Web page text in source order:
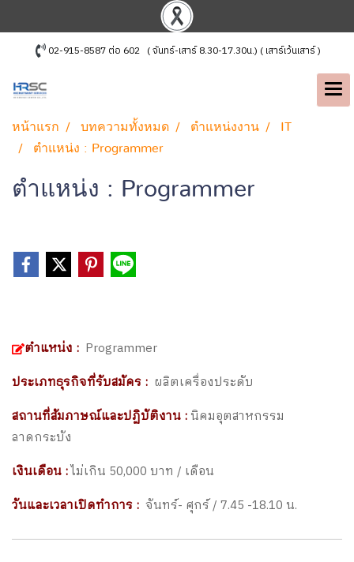
02-915-8587 ต่อ 602 ( จันทร์-เสาร์ 8.30-17.30น.) ( เสาร์เว้นเสาร์ )
หน้าแรก บทความทั้งหมด ตำแหน่งงาน
IT
ตำแหน่ง : Programmer
ตำแหน่ง : Programmer
ตำแหน่ง : Programmer
ประเภทธุรกิจที่รับสมัคร : ผลิตเครื่องประดับ
สถานที่สัมภาษณ์และปฏิบัติงาน : นิคมอุตสาหกรรม
ลาดกระบัง
เงินเดือน :ไม่เกิน 50,000 บาท / เดือน
วันและเวลาเปิดทำการ : จันทร์- ศุกร์ / 7.45 -18.10 น.